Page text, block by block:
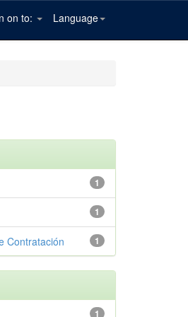
Language
on to:
1
1
1
Contratación
1